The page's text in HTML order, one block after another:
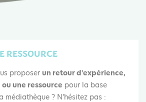
RESSOURCE
proposer un retour d'expérience,
une ressource pour la base
médiathèque ? N'hésitez pas :